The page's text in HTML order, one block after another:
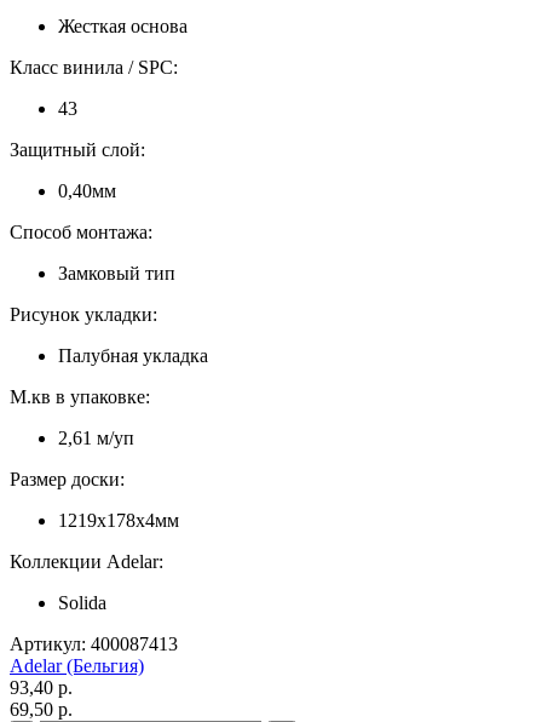
Жесткая основа
Класс винила / SPC:
43
Защитный слой:
0,40мм
Способ монтажа:
Замковый тип
Рисунок укладки:
Палубная укладка
М.кв в упаковке:
2,61 м/уп
Размер доски:
1219x178x4мм
Коллекции Adelar:
Solida
Артикул: 400087413
Adelar (Бельгия)
93,40 p.
69,50 p.